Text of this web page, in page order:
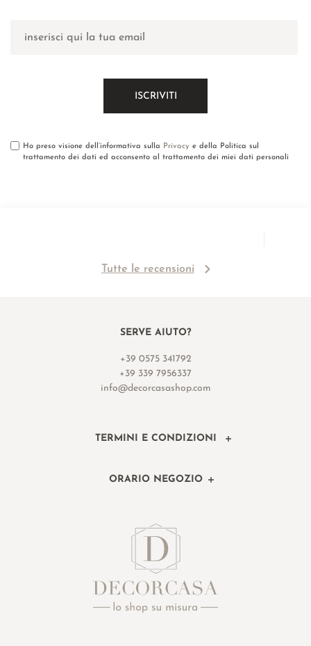
Ho preso visione dell’informativa sulla Privacy e della Politica sul
trattamento dei dati ed acconsento al trattamento dei miei dati personali
Tutte le recensioni
SERVE AIUTO?
+39 0575 341792
+39 339 7956337
info@decorcasashop.com
TERMINI E CONDIZIONI
ORARIO NEGOZIO